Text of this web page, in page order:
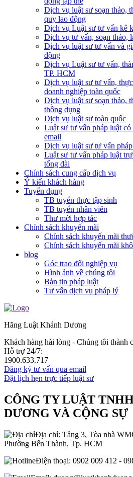
Dịch vụ luật sư soạn thảo,
quy lao động
Dịch vụ Luật sư tư vấn kê
Dịch vụ tư vấn, soạn thảo,
Dịch vụ luật sư tư vấn và
động
Dịch vụ Luật sư tư vấn,
TP. HCM
Dịch vụ luật sư tư vấn,
doanh nghiệp toàn quốc
Dịch vụ luật sư soạn thảo,
thông dụng
Dịch vụ luật sư toàn quốc
Luật sư tư vấn pháp luật
email
Dịch vụ luật sư tư vấn
Luật sư tư vấn pháp luật
tổng đài
Chính sách cung cấp dịch vụ
Ý kiến khách hàng
Tuyển dụng
TB tuyển thực tập sinh
TB tuyển nhân viên
Thư mời hợp tác
Chính sách khuyến mãi
Chính sách khuyến mãi
Chính sách khuyến mãi
blog
Góc trao đổi nghiệp vụ
Hình ảnh về chúng tôi
Bản tin pháp luật
Tư vấn dịch vụ pháp lý
Hãng Luật Khánh Dương
Khách hàng hài lòng - Chúng tôi thành
Hỗ trợ 24/7:
1900.633.717
Đăng ký tư vấn qua email
Đặt lịch hẹn trực tiếp luật sư
CÔNG TY LUẬT
DƯƠNG VÀ CỘNG SỰ
Địa chỉ: Tầng 3, Tòa nhà
Phường Bến Thành, Tp. HCM
Điện thoại: 0902 009 412 -